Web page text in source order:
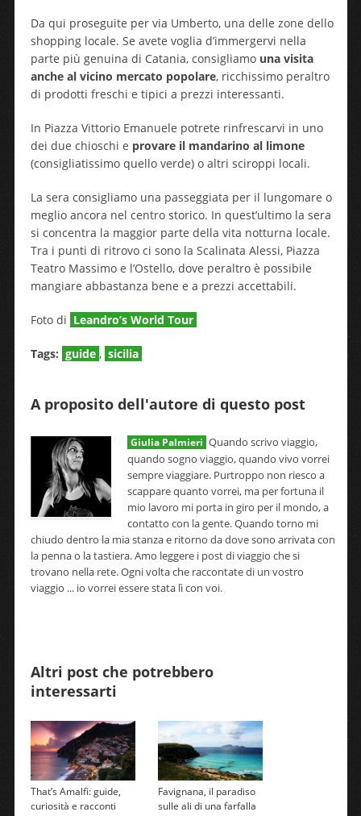
Da qui proseguite per via Umberto, una delle zone dello
shopping locale. Se avete voglia d’immergervi nella
parte più genuina di Catania, consigliamouna visita
anche al vicino mercato popolare, ricchissimo peraltro
di prodotti freschi e tipici a prezzi interessanti.
In Piazza Vittorio Emanuele potrete rinfrescarvi in uno
dei due chioschi e provare il mandarino al limone
(consigliatissimo quello verde) o altri sciroppi locali.
La sera consigliamo una passeggiata per il lungomare o
meglio ancora nel centro storico. In quest’ultimo la sera
si concentra la maggior parte della vita notturna locale.
Tra i punti di ritrovo ci sono la Scalinata Alessi, Piazza
Teatro Massimo e l’Ostello, dove peraltro è possibile
mangiare abbastanza bene e a prezzi accettabili.
Foto di Leandro’s World Tour
Tags: guide , sicilia
A proposito dell'autore di questo post
Giulia Palmieri Quando scrivo viaggio,
quando sogno viaggio, quando vivo vorrei
sempre viaggiare. Purtroppo non riesco a
scappare quanto vorrei, ma per fortuna il
mio lavoro mi porta in giro per il mondo, a
contatto con la gente. Quando torno mi
chiudo dentro la mia stanza e ritorno da dove sono arrivata con
la penna o la tastiera. Amo leggere i post di viaggio che si
trovano nella rete. Ogni volta che raccontate di un vostro
viaggio ... io vorrei essere stata lì con voi.
Altri post che potrebbero
interessarti
That’s Amalfi: guide,
curiosità e racconti
Favignana, il paradiso
sulle ali di una farfalla